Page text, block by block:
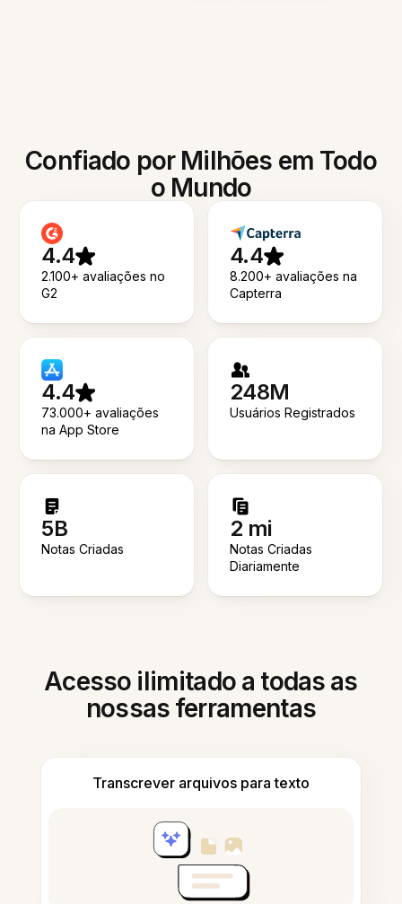
Confiado por Milhões em Todo
o Mundo
4.4
2.100+ avaliações no
G2
4.4
8.200+ avaliações na
Capterra
4.4
73.000+ avaliações
na App Store
248M
Usuários Registrados
5B
Notas Criadas
2 mi
Notas Criadas
Diariamente
Acesso ilimitado a todas as
nossas ferramentas
Transcrever arquivos para texto